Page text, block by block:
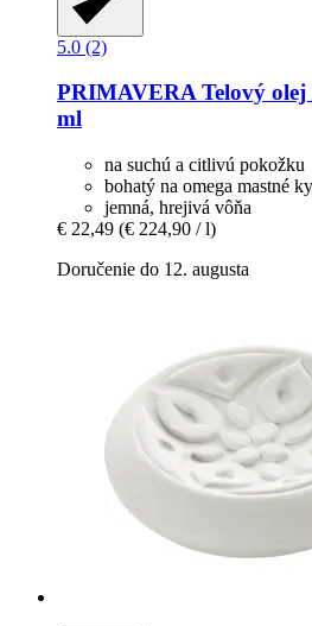
5.0 (2)
PRIMAVERATelový olej
ml
na suchú a citlivú pokožku
bohatý na omega mastné
jemná, hrejivá vôňa
€ 22,49 (€ 224,90 / l)
Doručenie do 12. augusta